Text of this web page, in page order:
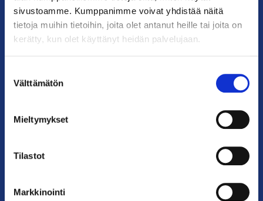
sivustoamme. Kumppanimme voivat yhdistää näitä
tietoja muihin tietoihin, joita olet antanut heille tai joita on
kerätty, kun olet käyttänyt heidän palvelujaan.
valinta
Välttämätön
Mieltymykset
Tilastot
Markkinointi
YHTEYSTIEDOT
Postiosoite: PL 68, 00131 Helsinki
kauppakamari@helsinki.chamber.fi
Katso kaikki yhteystiedot >